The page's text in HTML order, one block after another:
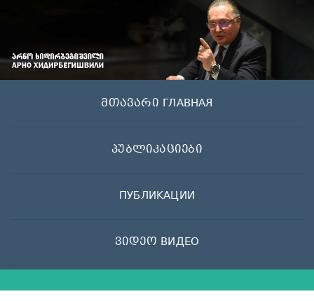
მთავარი ГЛАВНАЯ
პუბლიკაციები
ПУБЛИКАЦИИ
ვიდეო ВИДЕО